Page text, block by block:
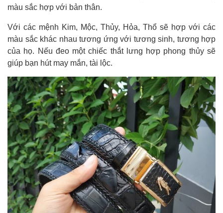
màu sắc hợp với bản thân.
Với các mệnh Kim, Mộc, Thủy, Hỏa, Thổ sẽ hợp với các
màu sắc khác nhau tương ứng với tương sinh, tương hợp
của họ. Nếu đeo một chiếc thắt lưng hợp phong thủy sẽ
giúp bạn hút may mắn, tài lộc.